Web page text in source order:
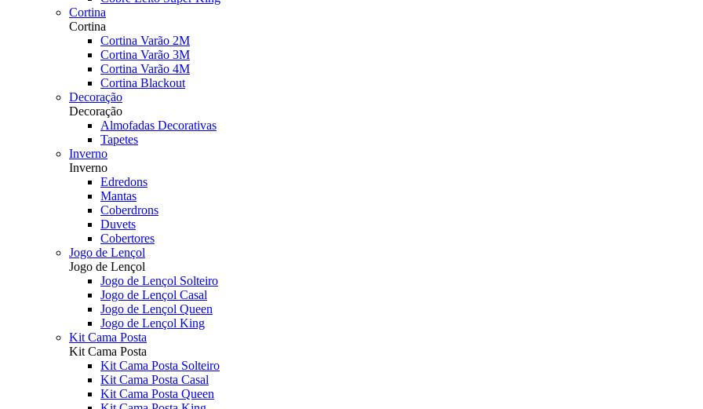
Cortina
Cortina
Cortina Varão 2M
Cortina Varão 3M
Cortina Varão 4M
Cortina Blackout
Decoração
Decoração
Almofadas Decorativas
Tapetes
Inverno
Inverno
Edredons
Mantas
Coberdrons
Duvets
Cobertores
Jogo de Lençol
Jogo de Lençol
Jogo de Lençol Solteiro
Jogo de Lençol Casal
Jogo de Lençol Queen
Jogo de Lençol King
Kit Cama Posta
Kit Cama Posta
Kit Cama Posta Solteiro
Kit Cama Posta Casal
Kit Cama Posta Queen